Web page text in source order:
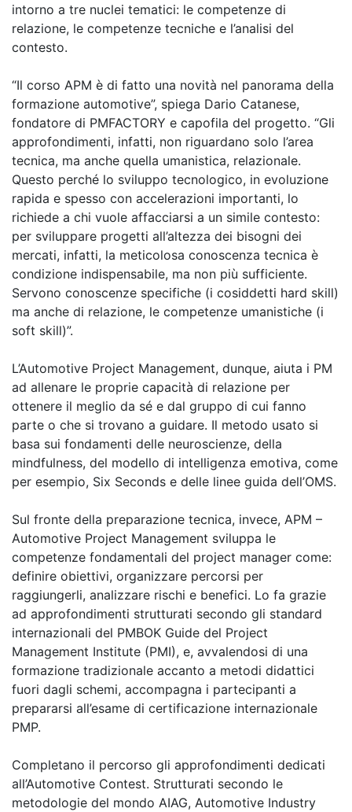
intorno a tre nuclei tematici: le competenze di
relazione, le competenze tecniche e l’analisi del
contesto.
“Il corso APM è di fatto una novità nel panorama della
formazione automotive”, spiega Dario Catanese,
fondatore di PMFACTORY e capofila del progetto. “Gli
approfondimenti, infatti, non riguardano solo l’area
tecnica, ma anche quella umanistica, relazionale.
Questo perché lo sviluppo tecnologico, in evoluzione
rapida e spesso con accelerazioni importanti, lo
richiede a chi vuole affacciarsi a un simile contesto:
per sviluppare progetti all’altezza dei bisogni dei
mercati, infatti, la meticolosa conoscenza tecnica è
condizione indispensabile, ma non più sufficiente.
Servono conoscenze specifiche (i cosiddetti hard skill)
ma anche di relazione, le competenze umanistiche (i
soft skill)”.
L’Automotive Project Management, dunque, aiuta i PM
ad allenare le proprie capacità di relazione per
ottenere il meglio da sé e dal gruppo di cui fanno
parte o che si trovano a guidare. Il metodo usato si
basa sui fondamenti delle neuroscienze, della
mindfulness, del modello di intelligenza emotiva, come
per esempio, Six Seconds e delle linee guida dell’OMS.
Sul fronte della preparazione tecnica, invece, APM –
Automotive Project Management sviluppa le
competenze fondamentali del project manager come:
definire obiettivi, organizzare percorsi per
raggiungerli, analizzare rischi e benefici. Lo fa grazie
ad approfondimenti strutturati secondo gli standard
internazionali del PMBOK Guide del Project
Management Institute (PMI), e, avvalendosi di una
formazione tradizionale accanto a metodi didattici
fuori dagli schemi, accompagna i partecipanti a
prepararsi all’esame di certificazione internazionale
PMP.
Completano il percorso gli approfondimenti dedicati
all’Automotive Contest. Strutturati secondo le
metodologie del mondo AIAG, Automotive Industry